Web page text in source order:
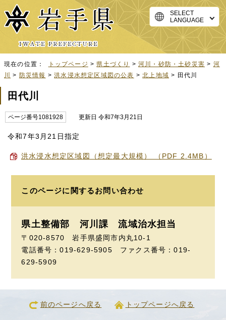
SELECT
LANGUAGE
現在の位置： トップページ > 県土づくり >河川・砂防・土砂災害 > 河
川
> 防災情報 >洪水浸水想定区域図の公表 >北上地域 > 田代川
田代川
ページ番号1081928 更新日 令和7年3月21日
令和7年3月21日指定
洪水浸水想定区域図（想定最大規模） （PDF 2.4MB）
このページに関するお問い合わせ
県土整備部 河川課 流域治水担当
〒020-8570 岩手県盛岡市内丸10-1
電話番号：019-629-5905 ファクス番号：019-
629-5909
前のページへ戻る トップページへ戻る